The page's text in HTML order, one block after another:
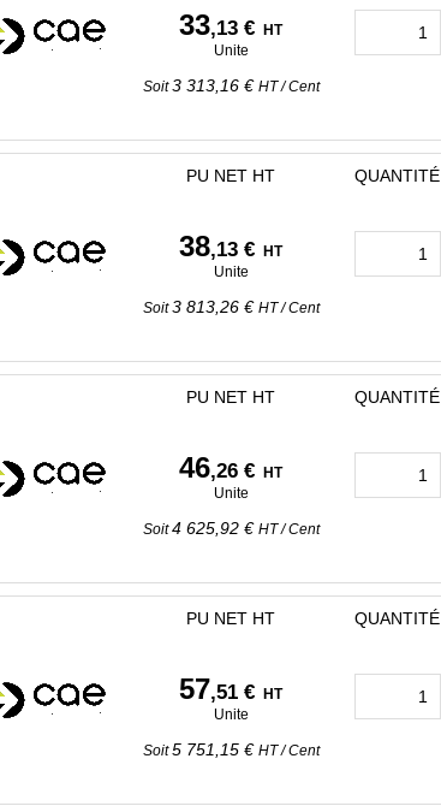
33,13 €
HT
Unite
Soit3 313,16 € HT/Cent
PU NET HT
38,13 €
HT
Unite
Soit3 813,26 € HT/Cent
QUANTITÉ
PU NET HT
46,26 €
HT
Unite
Soit4 625,92 € HT/Cent
QUANTITÉ
PU NET HT
57,51 €
HT
Unite
Soit5 751,15 € HT/Cent
QUANTITÉ